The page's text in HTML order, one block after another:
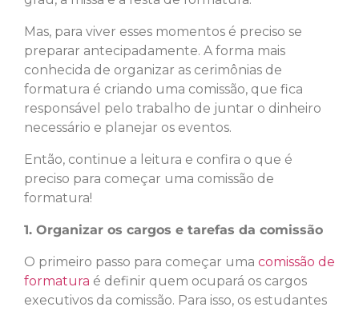
Mas, para viver esses momentos é preciso se
preparar antecipadamente. A forma mais
conhecida de organizar as cerimônias de
formatura é criando uma comissão, que fica
responsável pelo trabalho de juntar o dinheiro
necessário e planejar os eventos.
Então, continue a leitura e confira o que é
preciso para começar uma comissão de
formatura!
1. Organizar os cargos e tarefas da comissão
O primeiro passo para começar uma comissão de
formatura é definir quem ocupará os cargos
executivos da comissão. Para isso, os estudantes